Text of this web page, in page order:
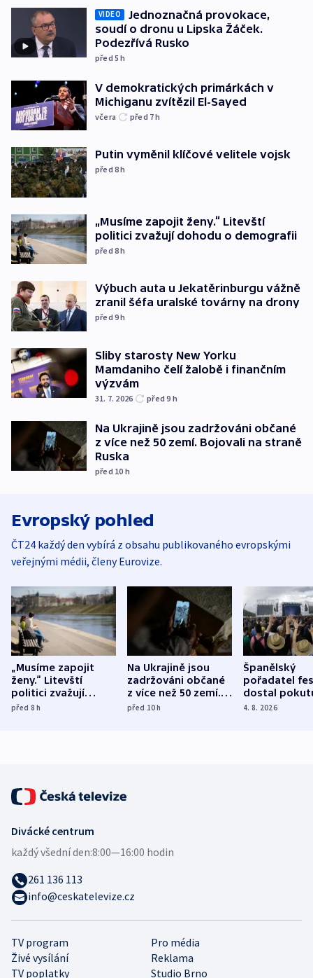
VIDEO
Jednoznačná provokace,
soudí o dronu u Lipska Žáček.
Podezřívá Rusko
před 5h
V demokratických primárkách v
Michiganu zvítězil El-Sayed
včera před 7h
Putin vyměnil klíčové velitele vojsk
před 8h
„Musíme zapojit ženy.“ Litevští
politici zvažují dohodu o demografii
před 8h
Výbuch auta u Jekatěrinburgu vážně
zranil šéfa uralské továrny na drony
před 9h
Sliby starosty New Yorku
Mamdaniho čelí žalobě i finančním
výzvám
31. 7. 2026 před 9 h
Na Ukrajině jsou zadržováni občané
z více než 50 zemí. Bojovali na straně
Ruska
před 10 h
Evropský pohled
ČT24 každý den vybírá z obsahu publikovaného evropskými
veřejnými médii, členy Eurovize.
„Musíme zapojit
ženy.“ Litevští
politici zvažují
dohodu o
před 8h
Na Ukrajině jsou
zadržováni občané
z více než 50 zemí.
Bojovali na straně
před 10h
Španělský
pořadatel
dostal
nekalé
4. 8. 2026
TV program
Pro média
Živé vysílání
Reklama
TV poplatky
Studio Brno
Divácké centrum
každý všední den:8:00—16:00 hodin
261 136 113
info@ceskatelevize.cz